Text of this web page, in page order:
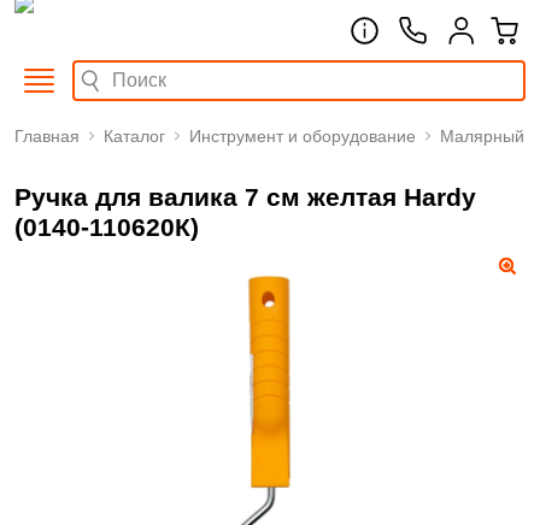
Главная Каталог Инструмент и оборудование Малярный
Ручка для валика 7 см желтая Hardy
(0140-110620К)